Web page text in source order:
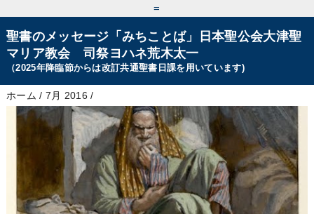
=
聖書のメッセージ「みちことば」日本聖公会大津聖
マリア教会 司祭ヨハネ荒木太一
（2025年降臨節からは改訂共通聖書日課を用いています)
ホーム / 7月 2016 /